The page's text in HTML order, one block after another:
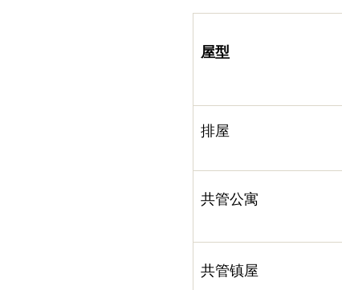
屋型
排屋
共管公寓
共管镇屋